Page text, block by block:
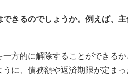
きるのでしょうか。例えば、
方的に解除することができる
に、債務額や返済期限が定ま